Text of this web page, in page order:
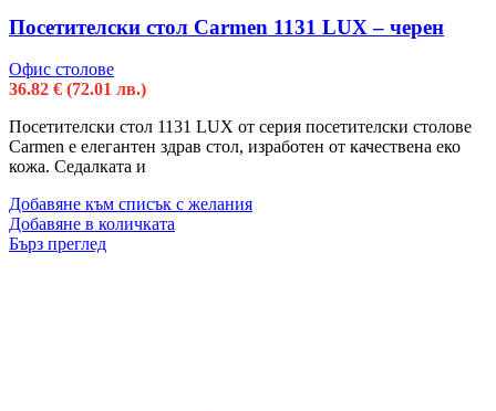
Посетителски стол Carmen 1131 LUX – черен
Офис столове
36.82 € (72.01 лв.)
Посетителски стол 1131 LUX от серия посетителски столове
Carmen е елегантен здрав стол, изработен от качествена еко
кожа. Седалката и
Добавяне към списък с желания
Добавяне в количката
Бърз преглед